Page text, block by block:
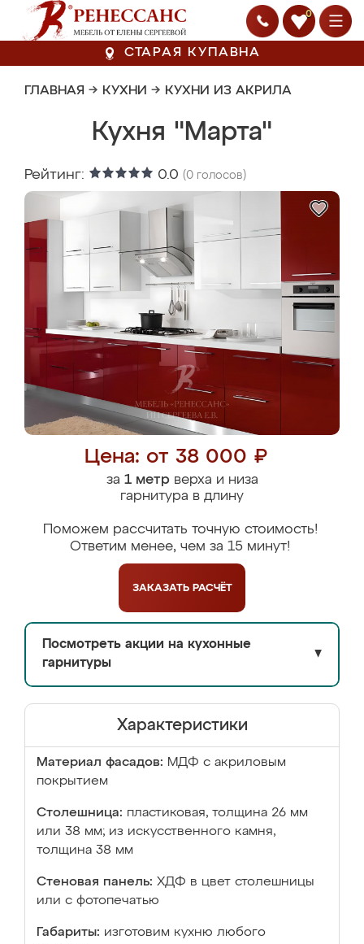
0
СТАРАЯ КУПАВНА
ГЛАВНАЯ → КУХНИ → КУХНИ ИЗ АКРИЛА
Кухня "Марта"
Рейтинг: 0.0 (0 голосов)
Цена: от 38 000 ₽
за 1 метрверха и низа
гарнитура в длину
Поможем рассчитать точную стоимость!
Ответим менее, чем за 15 минут!
ЗАКАЗАТЬ РАСЧЁТ
Посмотреть акции на кухонные
гарнитуры
▼
Характеристики
Материал фасадов: МДФ с акриловым
покрытием
Столешница: пластиковая, толщина 26 мм
или 38 мм; из искусственного камня,
толщина 38 мм
Стеновая панель: ХДФ в цвет столешницы
или с фотопечатью
Габариты: изготовим кухню любого